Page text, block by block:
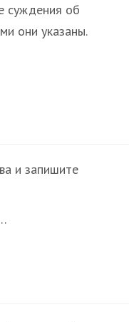
суждения об
они указаны.
и запишите